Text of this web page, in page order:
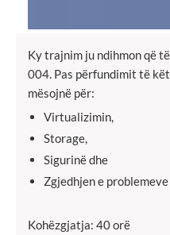
Ky trajnim ju ndihmon që
004. Pas përfundimit të
mësojnë për:
Virtualizimin,
Storage,
Sigurinë dhe
Zgjedhjen e problemeve
Kohëzgjatja: 40 orë